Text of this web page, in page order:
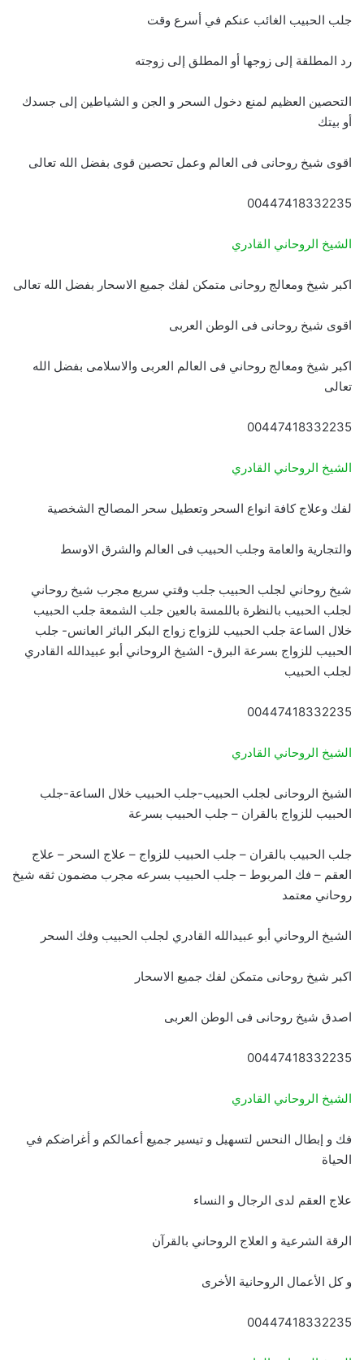
جلب الحبيب الغائب عنكم في أسرع وقت
رد المطلقة إلى زوجها أو المطلق إلى زوجته
التحصين العظيم لمنع دخول السحر و الجن و الشياطين إلى جسدك
أو بيتك
اقوى شيخ روحانى فى العالم وعمل تحصين قوى بفضل الله تعالى
00447418332235
الشيخ الروحاني القادري
اكبر شيخ ومعالج روحانى متمكن لفك جميع الاسحار بفضل الله تعالى
اقوى شيخ روحانى فى الوطن العربى
اكبر شيخ ومعالج روحاني فى العالم العربى والاسلامى بفضل الله
تعالى
00447418332235
الشيخ الروحاني القادري
لفك وعلاج كافة انواع السحر وتعطيل سحر المصالح الشخصية
والتجارية والعامة وجلب الحبيب فى العالم والشرق الاوسط
شيخ روحاني لجلب الحبيب جلب وقتي سريع مجرب شيخ روحاني
لجلب الحبيب بالنظرة باللمسة بالعين جلب الشمعة جلب الحبيب
خلال الساعة جلب الحبيب للزواج زواج البكر البائر العانس- جلب
الحبيب للزواج بسرعة البرق- الشيخ الروحاني أبو عبيدالله القادري
لجلب الحبيب
00447418332235
الشيخ الروحاني القادري
الشيخ الروحانى لجلب الحبيب-جلب الحبيب خلال الساعة-جلب
الحبيب للزواج بالقران – جلب الحبيب بسرعة
جلب الحبيب بالقران – جلب الحبيب للزواج – علاج السحر – علاج
العقم – فك المربوط – جلب الحبيب بسرعه مجرب مضمون ثقه شيخ
روحاني معتمد
الشيخ الروحاني أبو عبيدالله القادري لجلب الحبيب وفك السحر
اكبر شيخ روحانى متمكن لفك جميع الاسحار
اصدق شيخ روحانى فى الوطن العربى
00447418332235
الشيخ الروحاني القادري
فك و إبطال النحس لتسهيل و تيسير جميع أعمالكم و أغراضكم في
الحياة
علاج العقم لدى الرجال و النساء
الرقة الشرعية و العلاج الروحاني بالقرآن
و كل الأعمال الروحانية الأخرى
00447418332235